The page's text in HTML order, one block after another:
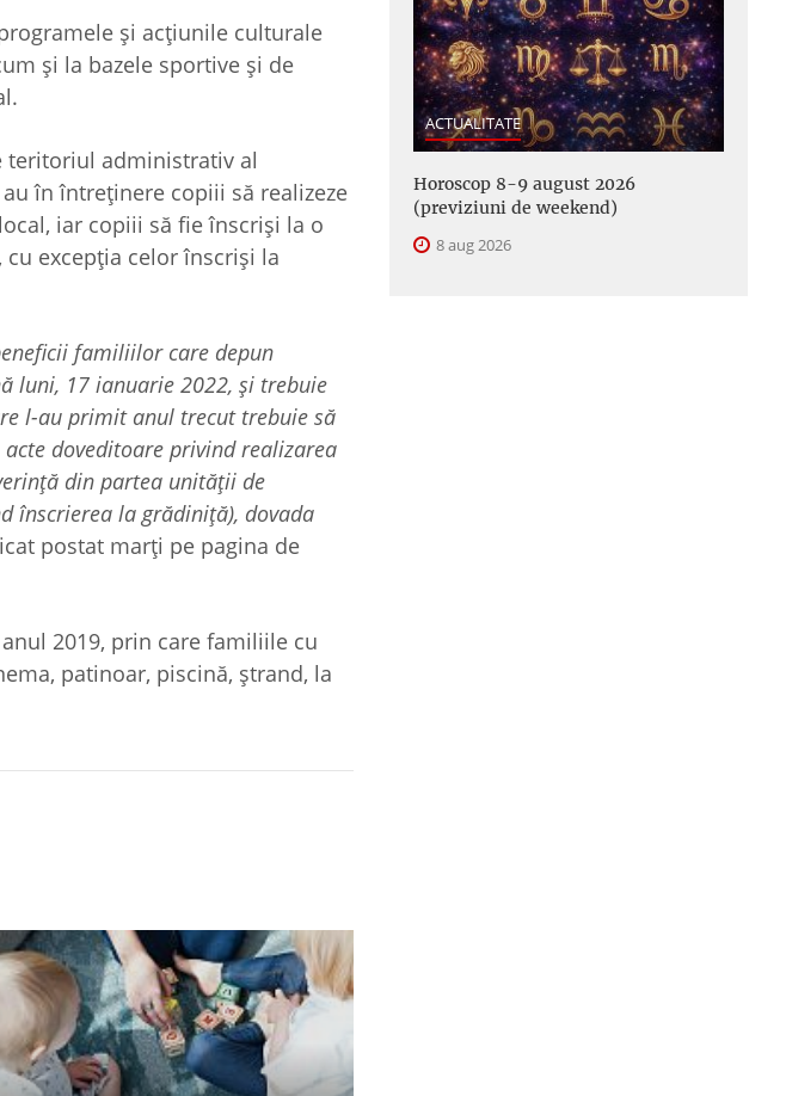
şi acţiunile culturale
şi la bazele sportive şi de
teritoriul administrativ al
în întreţinere copiii să realizeze
iar copiii să fie înscrişi la o
excepţia celor înscrişi la
familiilor care depun
luni, 17 ianuarie 2022, şi trebuie
l-au primit anul trecut trebuie să
doveditoare privind realizarea
din partea unităţii de
înscrierea la grădiniţă), dovada
postat marţi pe pagina de
2019, prin care familiile cu
patinoar, piscină, ştrand, la
ACTUALITATE
Horoscop 8-9 august 2026
(previziuni de weekend)
8 aug 2026